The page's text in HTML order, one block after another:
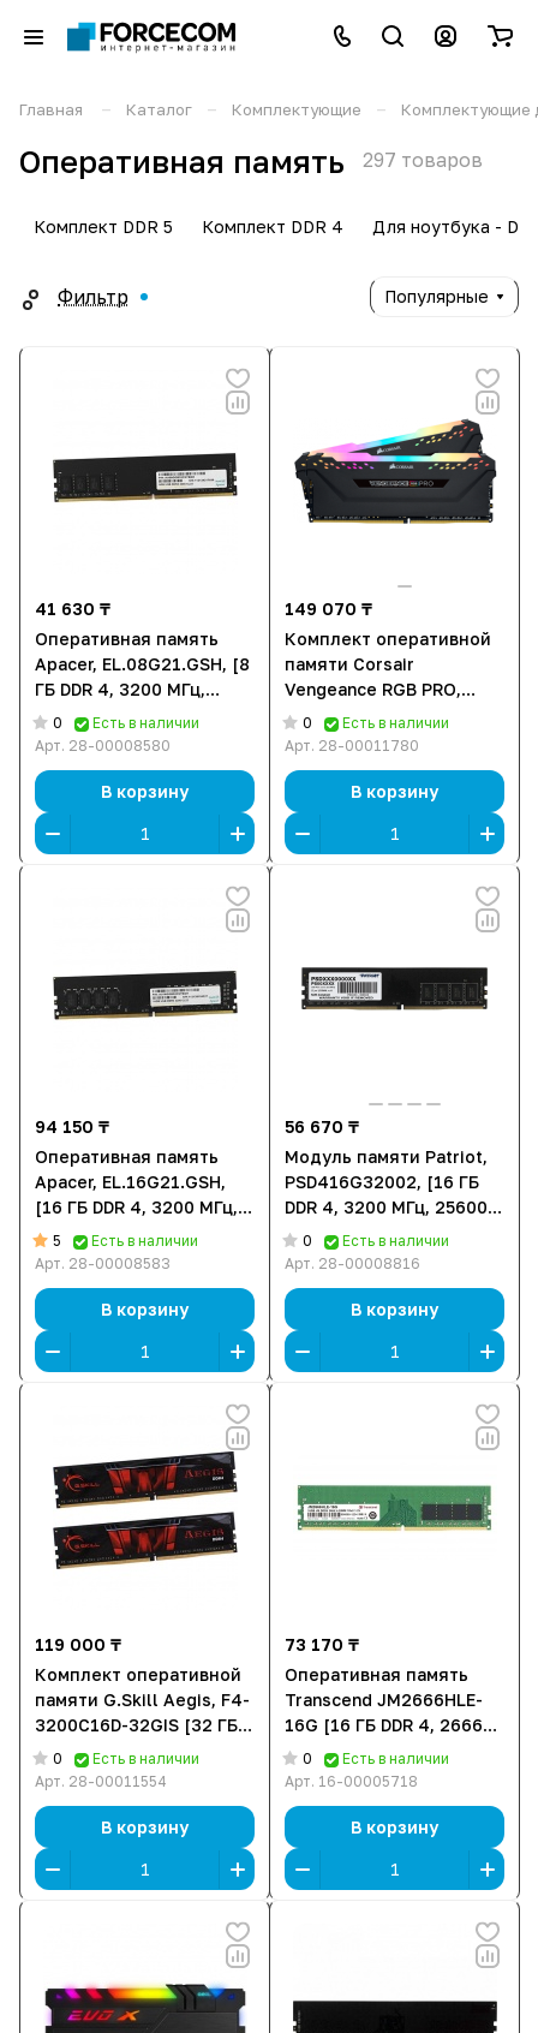
Главная – Каталог – Комплектующие – Комплектующие
Оперативная память 297 товаров
Комплект DDR 5 Комплект DDR 4 Для ноутбука -
Фильтр Популярные
41 630 ₸
Оперативная память
Apacer, EL.08G21.GSH, [8
ГБ DDR 4, 3200 МГц,
25600 Мб/сек, 1.2 В]
0
Есть в наличии
Арт. 28-00008580
В корзину
149 070 ₸
Комплект оперативной
памяти Corsair
Vengeance RGB PRO,
CMW32GX4M2E3200C16
[32 ГБ DDR 4, 3200 МГц,
0
Есть в наличии
Арт. 28-00011780
В корзину
94 150 ₸
Оперативная память
Apacer, EL.16G21.GSH,
[16 ГБ DDR 4, 3200 МГц,
25600 Мб/сек, 1.2 В]
5
Есть в наличии
Арт. 28-00008583
В корзину
56 670 ₸
Модуль памяти Patriot,
PSD416G32002, [16 ГБ
DDR 4, 3200 МГц, 25600
Мб/с, 1.2 В]
0
Есть в наличии
Арт. 28-00008816
В корзину
119 000 ₸
Комплект оперативной
памяти G.Skill Aegis, F4-
3200C16D-32GIS [32 ГБ
DDR 4, 3200 МГц, 1.35 В,
KIT]
0
Есть в наличии
Арт. 28-00011554
В корзину
73 170 ₸
Оперативная память
Transcend JM2666HLE-
16G [16 ГБ DDR 4, 2666
МГц, 21300 Мб/сек, 1.2
В]
0
Есть в наличии
Арт. 16-00005718
В корзину